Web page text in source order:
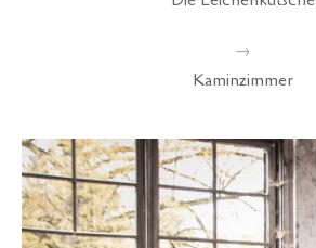
→
Kaminzimmer